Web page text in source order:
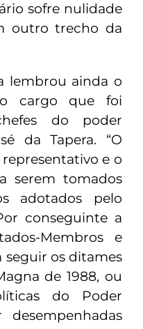
sofre nulidade
outro trecho da
lembrou ainda o
cargo que foi
do poder
da Tapera. “O
e o
serem tomados
adotados pelo
conseguinte a
Membros e
os ditames
de 1988, ou
do Poder